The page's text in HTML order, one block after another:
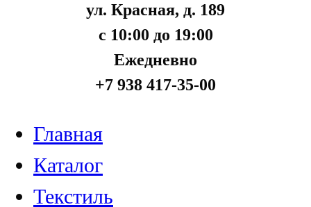
ул. Красная, д. 189
с 10:00 до 19:00
Ежедневно
+7 938 417-35-00
Главная
Каталог
Текстиль